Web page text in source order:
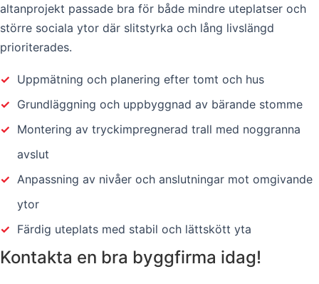
altanprojekt passade bra för både mindre uteplatser och
större sociala ytor där slitstyrka och lång livslängd
prioriterades.
✓ Uppmätning och planering efter tomt och hus
✓ Grundläggning och uppbyggnad av bärande stomme
✓ Montering av tryckimpregnerad trall med noggranna
avslut
✓ Anpassning av nivåer och anslutningar mot omgivande
ytor
✓ Färdig uteplats med stabil och lättskött yta
Kontakta en bra byggfirma idag!